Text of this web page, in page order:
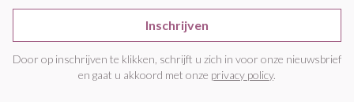
Inschrijven
Door op inschrijven te klikken, schrijft u zich in voor onze nieuwsbrief
en gaat u akkoord met onze privacy policy.